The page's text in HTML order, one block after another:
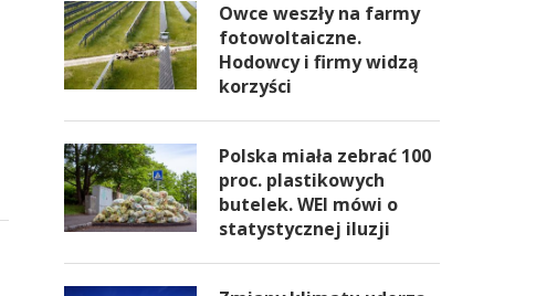
Owce weszły na farmy
fotowoltaiczne.
Hodowcy i firmy widzą
korzyści
Polska miała zebrać 100
proc. plastikowych
butelek. WEI mówi o
statystycznej iluzji